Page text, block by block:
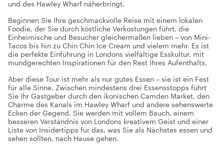
und des Hawley Wharf näherbringt.
Beginnen Sie Ihre geschmackvolle Reise mit einem lokalen
Foodie, der Sie durch köstliche Verkostungen führt, die
Einheimische und Besucher gleichermaßen lieben – von Mini-
Tacos bis hin zu Chin Chin Ice Cream und vielem mehr. Es ist
die perfekte Einführung in Londons vielfältige Esskultur, mit
mundgerechten Inspirationen für den Rest Ihres Aufenthalts.
Aber diese Tour ist mehr als nur gutes Essen – sie ist ein Fest
für alle Sinne. Zwischen mindestens drei Essensstopps führt
Sie Ihr Gastgeber durch den ikonischen Camden Market, den
Charme des Kanals im Hawley Wharf und andere sehenswerte
Ecken der Gegend. Sie werden mit vollem Bauch, einem
besseren Verständnis von Londons kreativem Geist und einer
Liste von Insidertipps für das, was Sie als Nächstes essen und
sehen sollten, nach Hause gehen.